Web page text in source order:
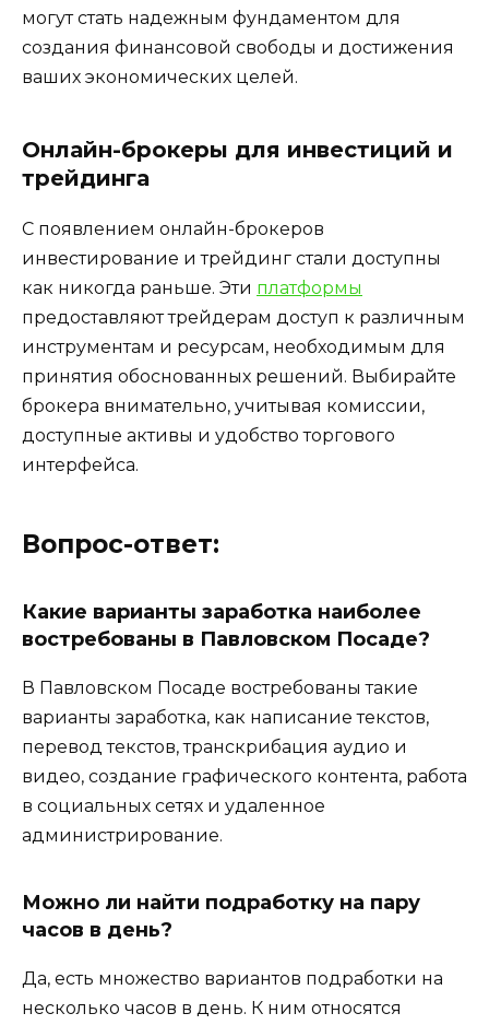
могут стать надежным фундаментом для
создания финансовой свободы и достижения
ваших экономических целей.
Онлайн-брокеры для инвестиций и
трейдинга
С появлением онлайн-брокеров
инвестирование и трейдинг стали доступны
как никогда раньше. Эти платформы
предоставляют трейдерам доступ к различным
инструментам и ресурсам, необходимым для
принятия обоснованных решений. Выбирайте
брокера внимательно, учитывая комиссии,
доступные активы и удобство торгового
интерфейса.
Вопрос-ответ:
Какие варианты заработка наиболее
востребованы в Павловском Посаде?
В Павловском Посаде востребованы такие
варианты заработка, как написание текстов,
перевод текстов, транскрибация аудио и
видео, создание графического контента, работа
в социальных сетях и удаленное
администрирование.
Можно ли найти подработку на пару
часов в день?
Да, есть множество вариантов подработки на
несколько часов в день. К ним относятся